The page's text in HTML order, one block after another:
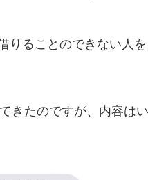
りることのできない人
きたのですが、内容は